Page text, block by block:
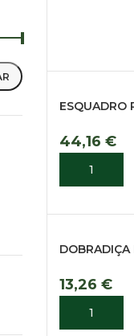
ESQUADRO
44,16 €
ADICIONAR
13,26 €
ADICIONAR